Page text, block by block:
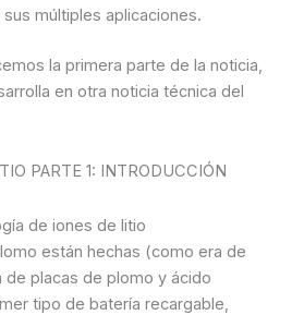
múltiples aplicaciones.
la primera parte de la noticia,
en otra noticia técnica del
PARTE 1: INTRODUCCIÓN
de iones de litio
están hechas (como era de
placas de plomo y ácido
tipo de batería recargable,